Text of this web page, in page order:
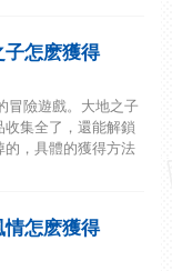
子怎麽獲得
冒險遊戲。大地之子
集全了，還能解鎖
的，具體的獲得方法
情怎麽獲得